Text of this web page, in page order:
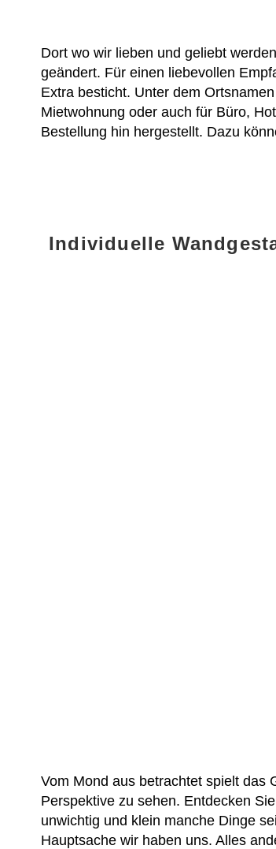
Dort wo wir lieben und geliebt
geändert. Für einen liebevollen
Extra besticht. Unter dem
Mietwohnung oder auch für Büro,
Bestellung hin hergestellt. Dazu
Individuelle
Vom Mond aus betrachtet spielt das
Perspektive zu sehen. Entdecken
unwichtig und klein manche Dinge
Hauptsache wir haben uns. Alles